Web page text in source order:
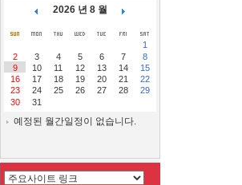
2026 년 8 월
1
2
3 4 5 6 7
8
9
10 11 12 13 14
15
16
17 18 19 20 21
22
23
24 25 26 27 28
29
30
31
예정된 월간일정이 없습니다.